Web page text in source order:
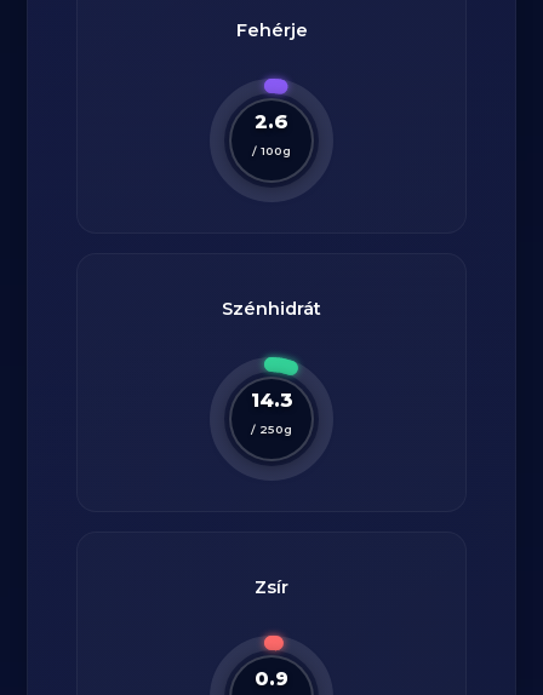
Fehérje
2.6
/ 100g
Szénhidrát
14.3
/ 250g
Zsír
0.9